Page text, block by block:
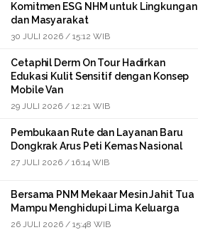
Komitmen ESG NHM untuk Lingkungan
dan Masyarakat
30 JULI 2026 / 15:12 WIB
Cetaphil Derm On Tour Hadirkan
Edukasi Kulit Sensitif dengan Konsep
Mobile Van
29 JULI 2026 / 12:21 WIB
Pembukaan Rute dan Layanan Baru
Dongkrak Arus Peti Kemas Nasional
27 JULI 2026 / 16:14 WIB
Bersama PNM Mekaar Mesin Jahit Tua
Mampu Menghidupi Lima Keluarga
26 JULI 2026 / 15:48 WIB